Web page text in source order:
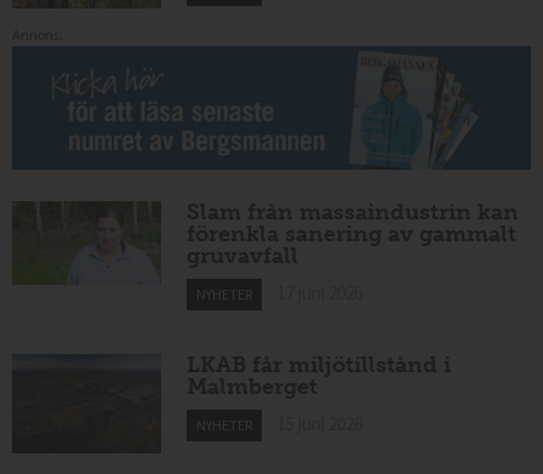
Slam från massaindustrin kan
förenkla sanering av gammalt
gruvavfall
NYHETER
LKAB får miljötillstånd i
Malmberget
NYHETER